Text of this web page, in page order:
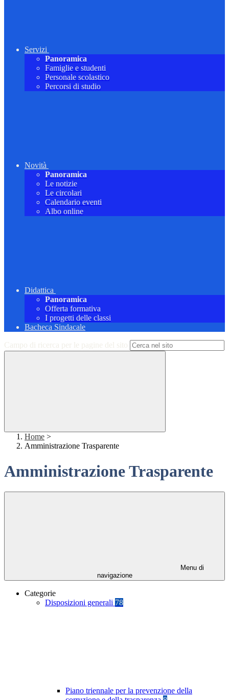
Servizi
Panoramica
Famiglie e studenti
Personale scolastico
Percorsi di studio
Novità
Panoramica
Le notizie
Le circolari
Calendario eventi
Albo online
Didattica
Panoramica
Offerta formativa
I progetti delle classi
Bacheca Sindacale
Campo di ricerca per le pagine del sito
Home >
Amministrazione Trasparente
Amministrazione Trasparente
Menu di
navigazione
Categorie
Disposizioni generali 78
Piano triennale per la prevenzione della